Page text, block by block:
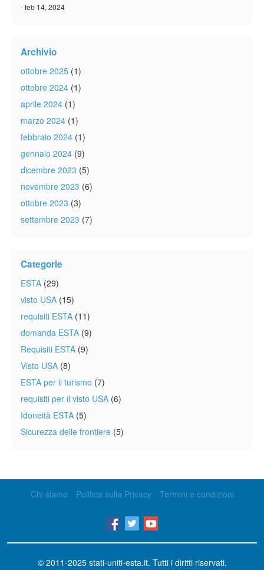
- feb 14, 2024
Archivio
ottobre 2025 (1)
ottobre 2024 (1)
aprile 2024 (1)
marzo 2024 (1)
febbraio 2024 (1)
gennaio 2024 (9)
dicembre 2023 (5)
novembre 2023 (6)
ottobre 2023 (3)
settembre 2023 (7)
Categorie
ESTA (29)
visto USA (15)
requisiti ESTA (11)
domanda ESTA (9)
Requisiti ESTA (9)
Visto USA (8)
ESTA per il turismo (7)
requisiti per il visto USA (6)
Idoneità ESTA (5)
Sicurezza delle frontiere (5)
Chi siamo Politica sulla Privacy Termini e condizioni
© 2011-2025 stati-uniti-esta.it. Tutti i diritti riservati.